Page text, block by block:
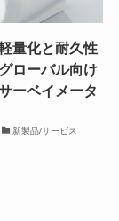
量化と耐久性
ローバル向け
ーベイメータ
新製品/サービス